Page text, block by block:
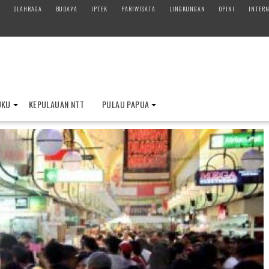
OLAHRAGA BUDAYA IPTEK PARIWISATA LINGKUNGAN OPINI
KEPULAUAN NTT PULAU PAPUA